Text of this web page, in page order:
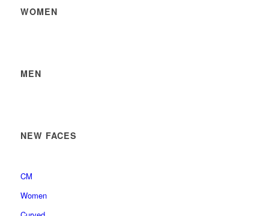
WOMEN
MEN
NEW FACES
CM
Women